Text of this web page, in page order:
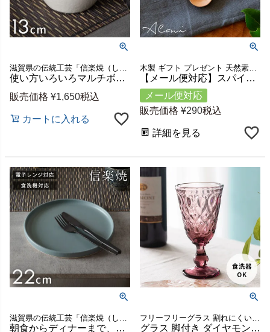
滋賀県の伝統工芸「信楽焼（しがらきやき）」で作られた陶器
使い方いろいろマルチボウル 信楽焼 割れ粉引 小鉢[94929]
販売価格 ¥1,650税込
カートに入れる
【メール便対応】スパイススプーン 育てる木のカトラリー Alami 天然木 ロンガンウッド 竜眼 無塗装 w 9.2cm D 3cm H 0.9cm [51230]【 ハンドメイド キッチンツール キッチン雑貨 手作り 職人 ベトナム ナチュラル おしゃれ リゾート アジアン雑貨 】
メール便対応
販売価格 ¥290税込
詳細を見る
滋賀県の伝統工芸「信楽焼（しがらきやき）」で作られた陶器
朝食からディナーまで、一枚で食卓が整う 信楽焼 ライトブルー 22cm リムプレート[94926] グラス 脚付き ダイヤモンドカット ガラス 230ml ワイン ピンク [98303]【 ワイングラス 脚付きグラス ウォーターグラス ステムグラス コップ ギフト おしゃれ フランス製】